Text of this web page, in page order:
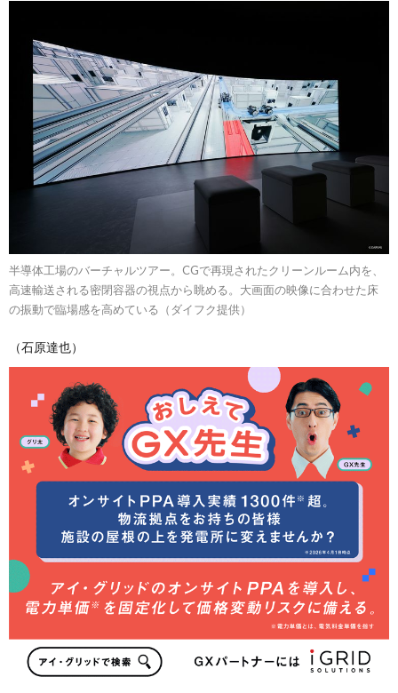
半導体工場のバーチャルツアー。CGで再現されたクリーンルーム内を、
高速輸送される密閉容器の視点から眺める。大画面の映像に合わせた床
の振動で臨場感を高めている（ダイフク提供）
（石原達也）